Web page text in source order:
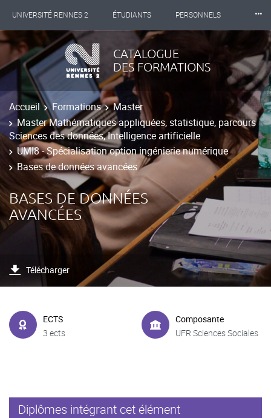
UNIVERSITÉ RENNES 2 ÉTUDIANTS PERSONNELS
INTERNATIONAL PROFESSIONNELS BIBLIOTHÈQUES
LES NOUVELLES DE RENNES 2
⸱⸱⸱
CATALOGUE
DES FORMATIONS
Accueil Formations
Master
Master Mathématiques appliquées, statistique, parcours
Sciences des données, Intelligence artificielle
UMI8 - Spécialisation option ingénierie numérique
Bases de données avancées
BASES DE DONNÉES
AVANCÉES
Télécharger
ECTS
3 ects
Composante
UFR Sciences Sociales
Diplômes intégrant cet élément